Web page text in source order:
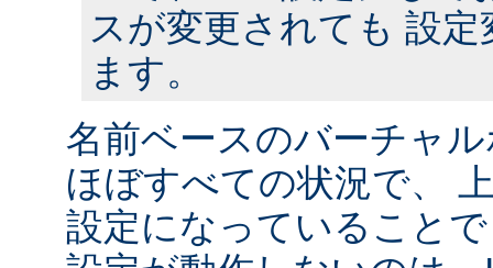
スが変更されても 設
ます。
名前ベースのバーチャ
ほぼすべての状況で、
設定になっていること